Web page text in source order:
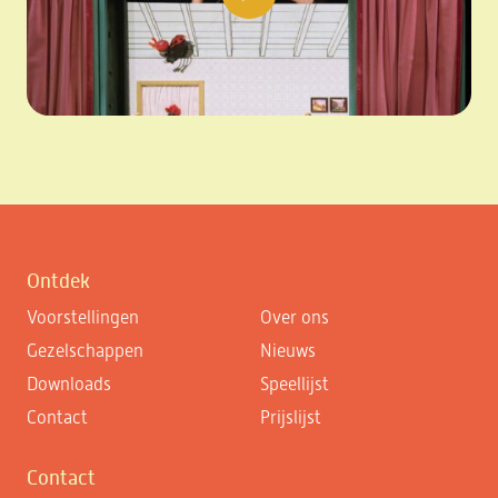
play video
Ontdek
Voorstellingen
Over ons
Gezelschappen
Nieuws
Downloads
Speellijst
Contact
Prijslijst
Contact